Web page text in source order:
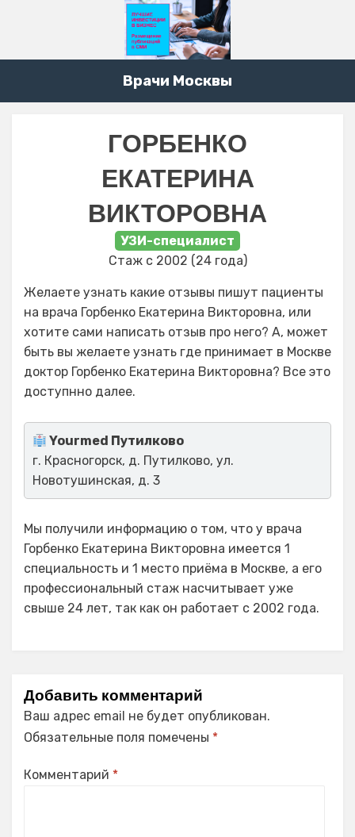
Врачи Москвы
ГОРБЕНКО
ЕКАТЕРИНА
ВИКТОРОВНА
УЗИ-специалист
Стаж с 2002 (24 года)
Желаете узнать какие отзывы пишут пациенты
на врача Горбенко Екатерина Викторовна, или
хотите сами написать отзыв про него? А, может
быть вы желаете узнать где принимает в Москве
доктор Горбенко Екатерина Викторовна? Все это
доступнно далее.
Yourmed Путилково
г. Красногорск, д. Путилково, ул.
Новотушинская, д. 3
Мы получили информацию о том, что у врача
Горбенко Екатерина Викторовна имеется 1
специальность и 1 место приёма в Москве, а его
профессиональный стаж насчитывает уже
свыше 24 лет, так как он работает с 2002 года.
Добавить комментарий
Ваш адрес email не будет опубликован.
Обязательные поля помечены *
Комментарий *